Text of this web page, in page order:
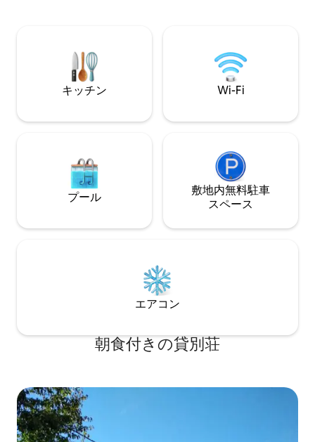
ッド、屋外シャワー、ドライトイレが利
用できます。 犬の同伴は相談の上で可能
キッチン Wi-Fi
プール
敷地内無料駐⁠車
ス⁠ペ⁠ー⁠ス
エアコン
朝食付きの貸別荘